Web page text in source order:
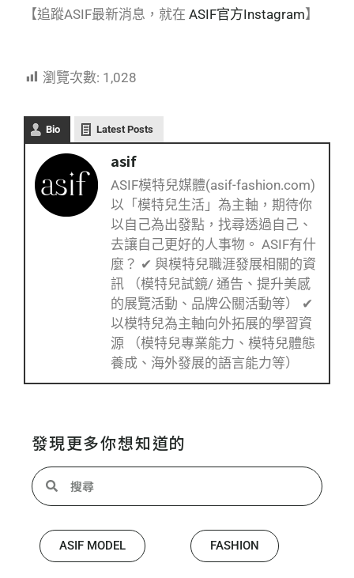
【追蹤ASIF最新消息，就在 ASIF官方Instagram】
瀏覽次數: 1,028
Bio Latest Posts
asif
ASIF模特兒媒體(asif-fashion.com)
以「模特兒生活」為主軸，期待你
以自己為出發點，找尋透過自己、
去讓自己更好的人事物。 ASIF有什
麼？ ✔ 與模特兒職涯發展相關的資
訊 （模特兒試鏡/ 通告、提升美感
的展覽活動、品牌公關活動等） ✔
以模特兒為主軸向外拓展的學習資
源 （模特兒專業能力、模特兒體態
養成、海外發展的語言能力等）
發現更多你想知道的
ASIF MODEL FASHION